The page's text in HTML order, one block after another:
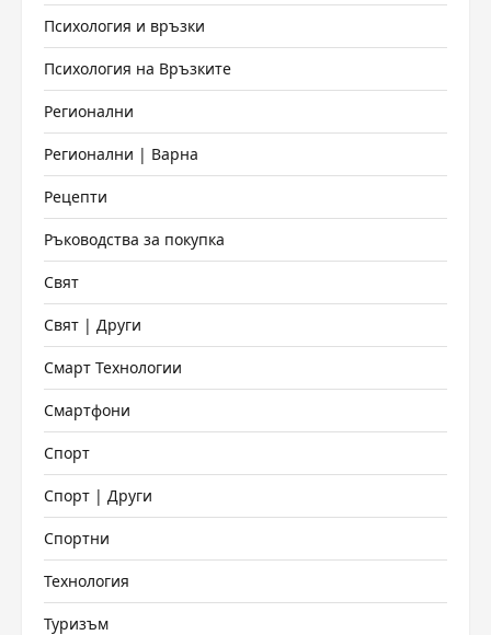
Психология и връзки
Психология на Връзките
Регионални
Регионални | Варна
Рецепти
Ръководства за покупка
Свят
Свят | Други
Смарт Технологии
Смартфони
Спорт
Спорт | Други
Спортни
Технология
Туризъм